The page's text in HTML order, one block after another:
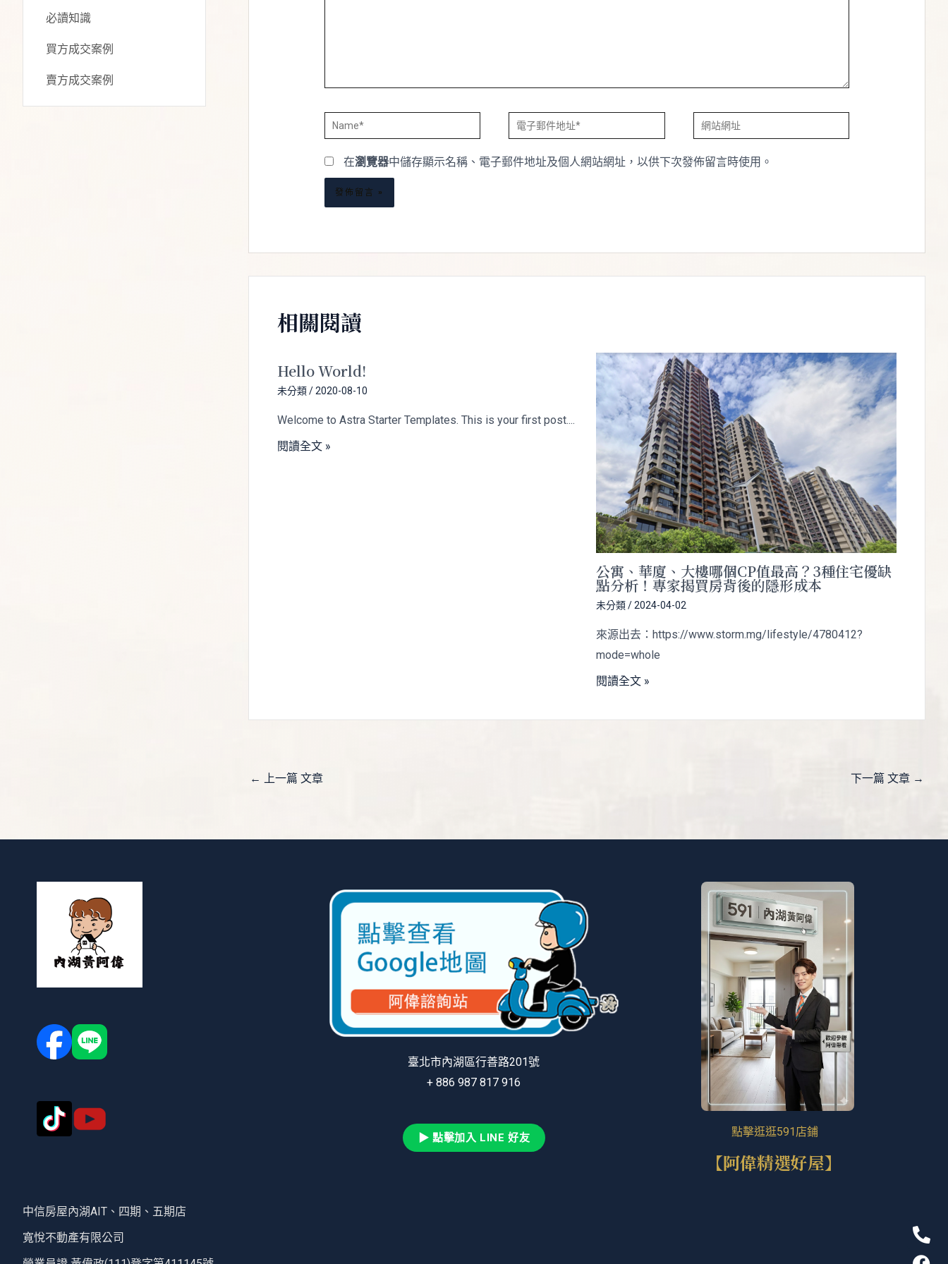
必讀知識
買方成交案例
賣方成交案例
Name*
電
子
郵
網
站
網
在瀏覽器中儲存顯示名稱、電子郵件地址及個人網站網址，以供下次發佈留言時使用。
相關閱讀
Hello World!
未分類/2020-08-10
Welcome to Astra Starter Templates. This is your first post....
閱讀全文 »
公寓、華廈、大樓哪個CP值最高？3種住宅優缺
點分析！專家揭買房背後的隱形成本
未分類/2024-04-02
來源出去：https://www.storm.mg/lifestyle/4780412?
mode=whole
閱讀全文 »
← 上一篇 文章 下一篇 文章 →
h
a
i
i
臺北市內湖區行善路201號
+ 886 987 817 916
▶ 點擊加入 LINE 好友 點擊逛逛591店鋪
【阿偉精選好屋】
中信房屋內湖AIT、四期、五期店
寬悅不動產有限公司